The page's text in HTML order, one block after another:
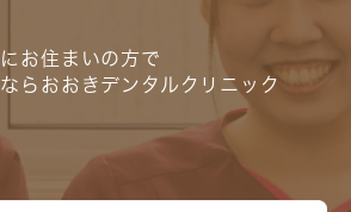
お住まいの方で
らおおきデンタルクリニック